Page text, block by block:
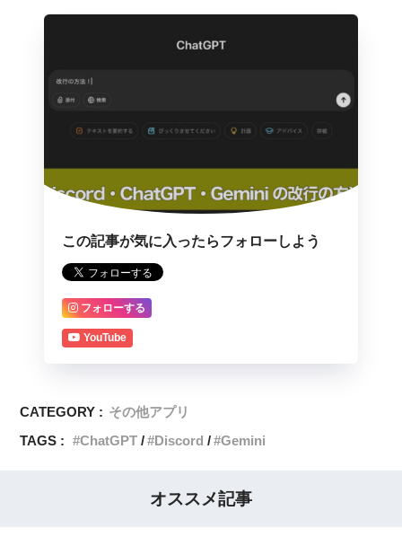
この記事が気に入ったらフォローしよう
フォローする
YouTube
CATEGORY : その他アプリ
TAGS :
ChatGPT Discord Gemini
オススメ記事